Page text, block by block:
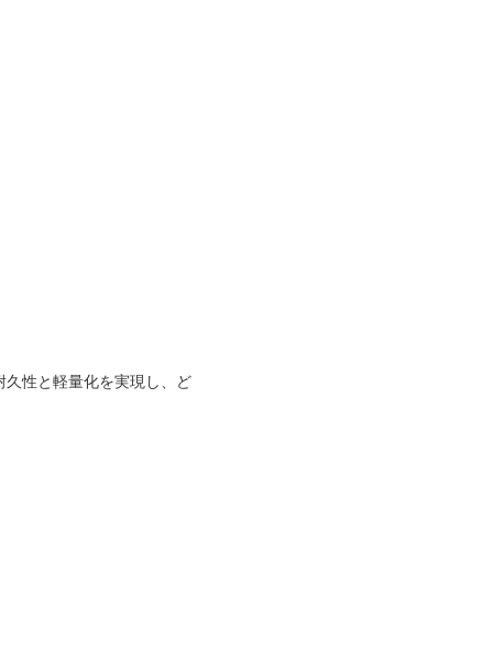
性と軽量化を実現し、ど